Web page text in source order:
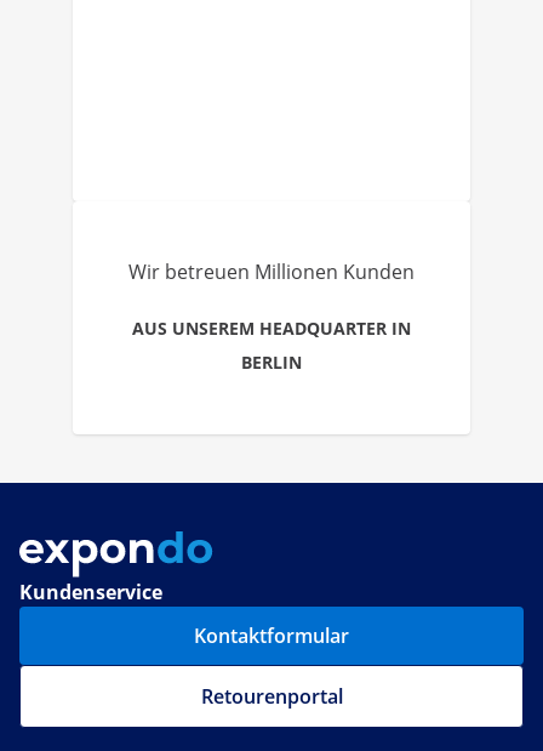
Wir betreuen Millionen Kunden
AUS UNSEREM HEADQUARTER IN
BERLIN
Kundenservice
Kontaktformular
Retourenportal